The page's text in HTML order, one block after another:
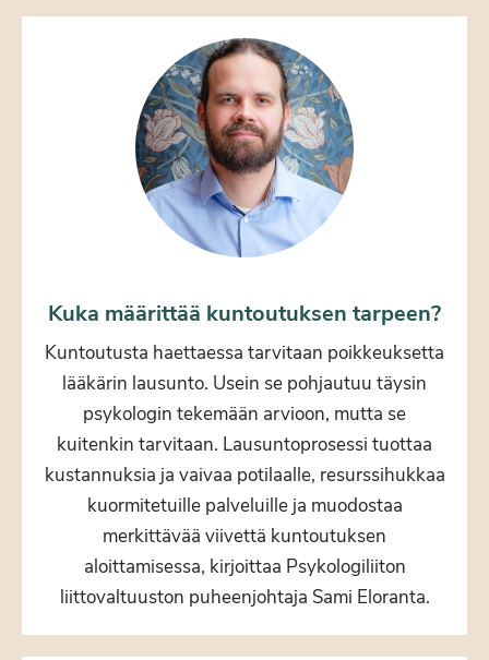
Kuka määrittää kuntoutuksen tarpeen?
Kuntoutusta haettaessa tarvitaan poikkeuksetta
lääkärin lausunto. Usein se pohjautuu täysin
psykologin tekemään arvioon, mutta se
kuitenkin tarvitaan. Lausuntoprosessi tuottaa
kustannuksia ja vaivaa potilaalle, resurssihukkaa
kuormitetuille palveluille ja muodostaa
merkittävää viivettä kuntoutuksen
aloittamisessa, kirjoittaa Psykologiliiton
liittovaltuuston puheenjohtaja Sami Eloranta.